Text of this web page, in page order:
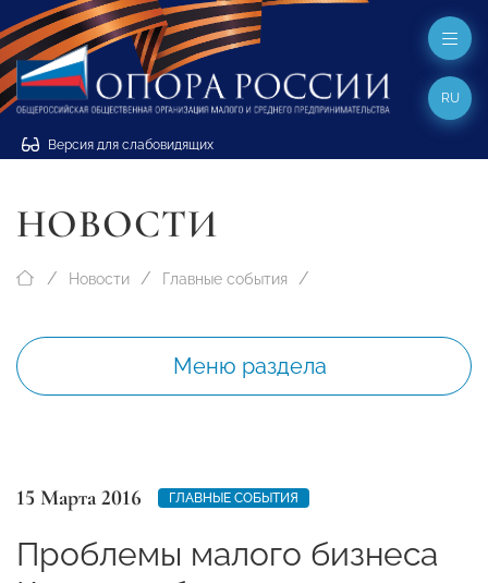
Версия для слабовидящих
RU
НОВОСТИ
Новости Главные события
Меню раздела
15 Марта 2016 ГЛАВНЫЕ СОБЫТИЯ
Проблемы малого бизнеса